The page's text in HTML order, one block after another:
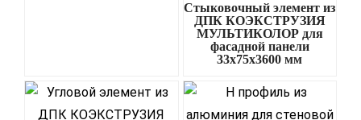
Стыковочный элемент из
ДПК КОЭКСТРУЗИЯ
МУЛЬТИКОЛОР для
фасадной панели
33х75х3600 мм